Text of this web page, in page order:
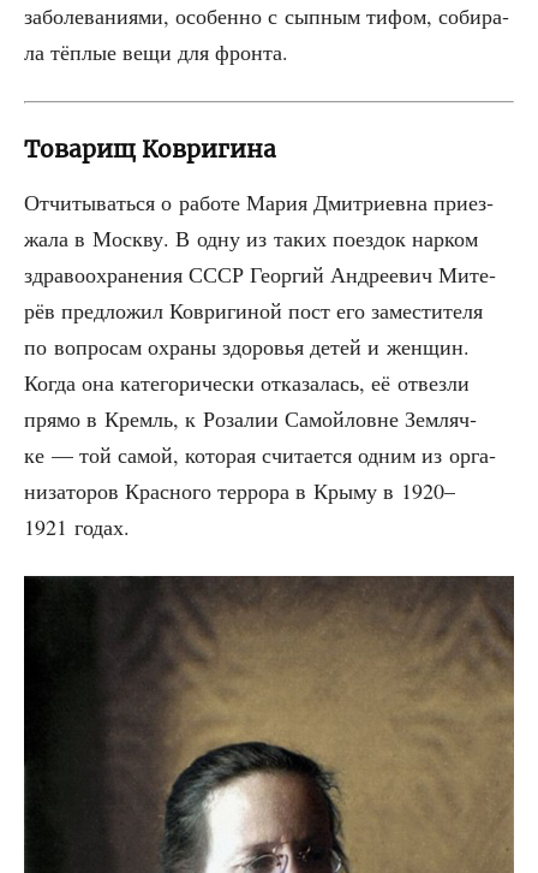
забо­ле­ва­ни­я­ми, осо­бен­но с сып­ным тифом, соби­ра­
ла тёп­лые вещи для фронта.
Товарищ Ковригина
Отчи­ты­вать­ся о рабо­те Мария Дмит­ри­ев­на при­ез­
жа­ла в Моск­ву. В одну из таких поез­док нар­ком
здра­во­охра­не­ния СССР Геор­гий Андре­евич Мите­
рёв пред­ло­жил Коври­ги­ной пост его заме­сти­те­ля
по вопро­сам охра­ны здо­ро­вья детей и жен­щин.
Когда она кате­го­ри­че­ски отка­за­лась, её отвез­ли
пря­мо в Кремль, к Роза­лии Самой­ловне Зем­ляч­
ке — той самой, кото­рая счи­та­ет­ся одним из орга­
ни­за­то­ров Крас­но­го тер­ро­ра в Кры­му в 1920–
1921 годах.